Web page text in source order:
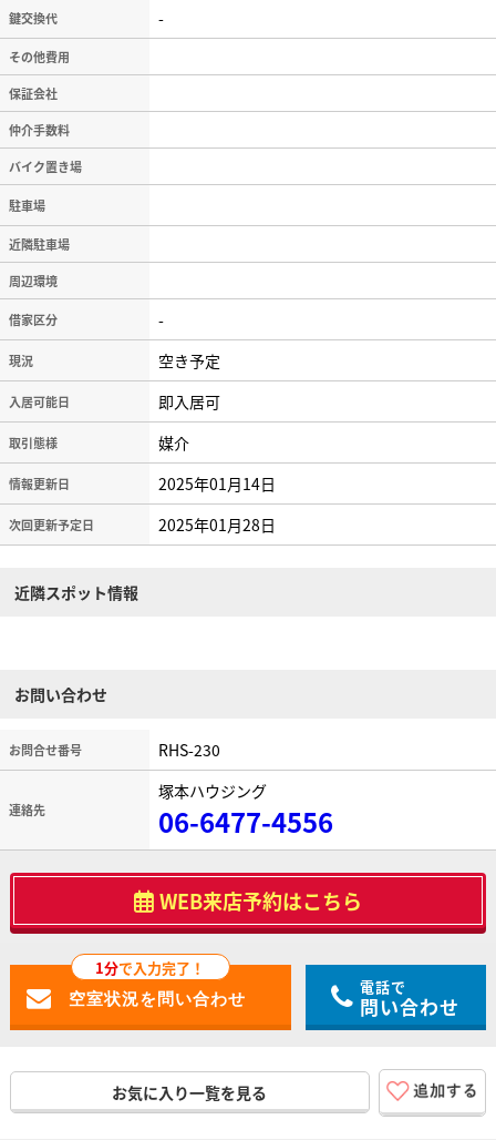
鍵交換代 -
その他費用
保証会社
仲介手数料
バイク置き場
駐車場
近隣駐車場
周辺環境
借家区分 -
現況 空き予定
入居可能日 即入居可
取引態様 媒介
情報更新日 2025年01月14日
次回更新予定日 2025年01月28日
近隣スポット情報
お問い合わせ
お問合せ番号 RHS-230
連絡先
塚本ハウジング
06-6477-4556
WEB来店予約はこちら
1分で入力完了！
電話で
問い合わせ
お気に入り一覧を見る